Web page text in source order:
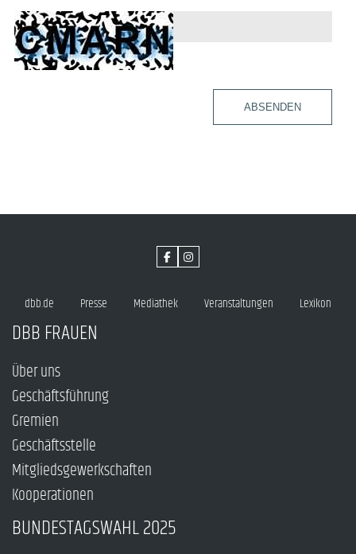
ABSENDEN
dbb.de Presse Mediathek Veranstaltungen Lexikon
DBB FRAUEN
Über uns
Geschäftsführung
Gremien
Geschäftsstelle
Mitgliedsgewerkschaften
Kooperationen
BUNDESTAGSWAHL 2025